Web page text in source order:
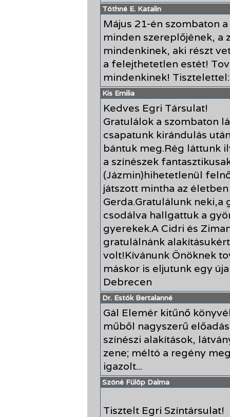
Tóthné E. Katalin
Május 21-én szombaton
minden szereplőjének, a
mindenkinek, aki részt
a felejthetetlen estét!
mindenkinek!
Kis Emilia
Kedves Egri Társulat!
Gratulálok a szombaton
csapatunk kirándulás
bántuk meg.Rég láttunk
a színészek
(Jázmin)hihetetlenül
játszott mintha az
Gerda.Gratulálunk
csodálva hallgattuk a
gyerekek.A Cidri és
gratulálnánk
volt!Kívánunk Önöknek
máskor is eljutunk egy
Debrecen
Dr. Estók Bertalanné
Gál Elemér kitűnő
műből nagyszerű
színészi alakítások,
zene; méltó a regény
igazolt...
Szóné Fülöp Dalma
Tisztelt Egri Színtársulat!